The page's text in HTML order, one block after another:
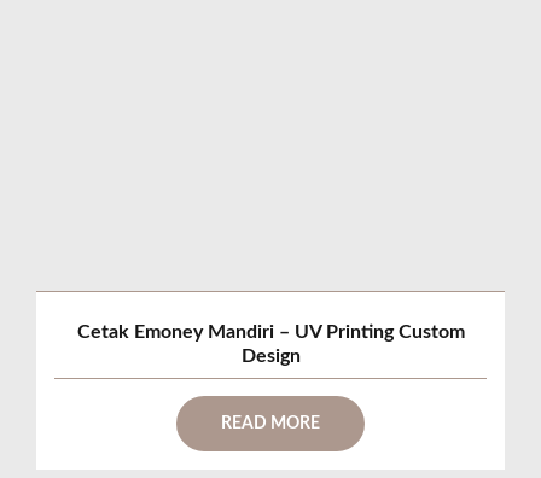
Cetak Emoney Mandiri – UV Printing Custom
Design
READ MORE